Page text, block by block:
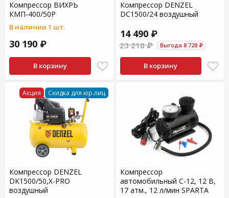
Компрессор ВИХРЬ
КМП-400/50Р
В наличии 1 шт.
30 190 ₽
В корзину
Компрессор DENZEL
DC1500/24 воздушный
14 490 ₽
23 218 ₽ Выгода 8 728 ₽
В корзину
Акция Скидка для юр.лиц
Компрессор DENZEL
DK1500/50,Х-PRO
воздушный
Компрессор
автомобильный С-12, 12 В,
17 атм., 12 л/мин SPARTA